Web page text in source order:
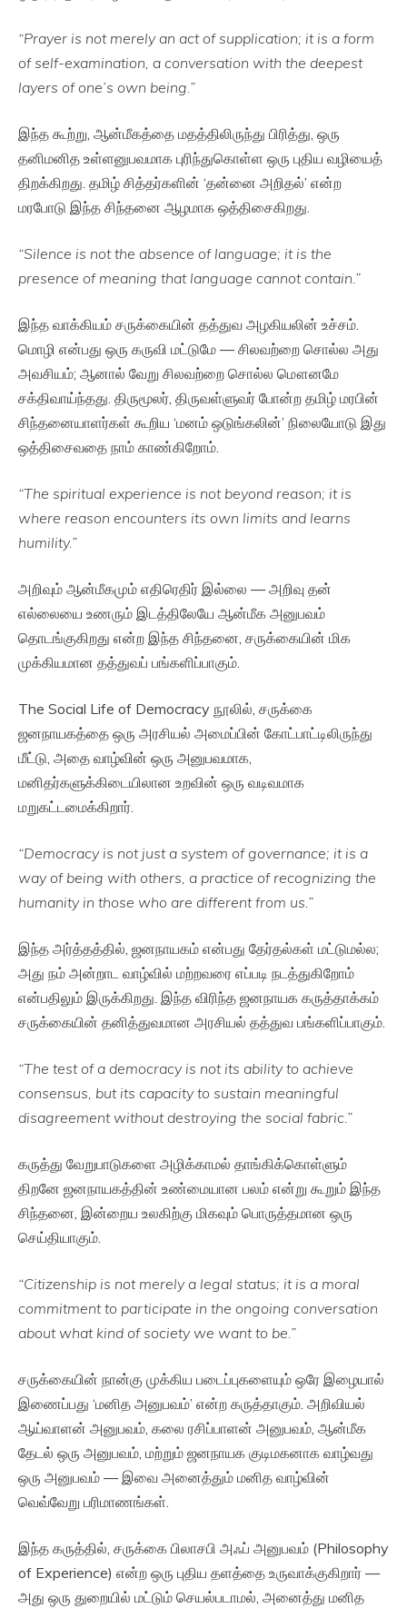
“Prayer is not merely an act of supplication; it is a form
of self-examination, a conversation with the deepest
layers of one’s own being.”
இந்த கூற்று, ஆன்மீகத்தை மதத்திலிருந்து பிரித்து, ஒரு
தனிமனித உள்ளனுபவமாக புரிந்துகொள்ள ஒரு புதிய வழியைத்
திறக்கிறது. தமிழ் சித்தர்களின் ‘தன்னை அறிதல்’ என்ற
மரபோடு இந்த சிந்தனை ஆழமாக ஒத்திசைகிறது.
“Silence is not the absence of language; it is the
presence of meaning that language cannot contain.”
இந்த வாக்கியம் சருக்கையின் தத்துவ அழகியலின் உச்சம்.
மொழி என்பது ஒரு கருவி மட்டுமே — சிலவற்றை சொல்ல அது
அவசியம்; ஆனால் வேறு சிலவற்றை சொல்ல மௌனமே
சக்திவாய்ந்தது. திருமூலர், திருவள்ளுவர் போன்ற தமிழ் மரபின்
சிந்தனையாளர்கள் கூறிய ‘மனம் ஒடுங்கலின்’ நிலையோடு இது
ஒத்திசைவதை நாம் காண்கிறோம்.
“The spiritual experience is not beyond reason; it is
where reason encounters its own limits and learns
humility.”
அறிவும் ஆன்மீகமும் எதிரெதிர் இல்லை — அறிவு தன்
எல்லையை உணரும் இடத்திலேயே ஆன்மீக அனுபவம்
தொடங்குகிறது என்ற இந்த சிந்தனை, சருக்கையின் மிக
முக்கியமான தத்துவப் பங்களிப்பாகும்.
The Social Life of Democracy நூலில், சருக்கை
ஜனநாயகத்தை ஒரு அரசியல் அமைப்பின் கோட்பாட்டிலிருந்து
மீட்டு, அதை வாழ்வின் ஒரு அனுபவமாக,
மனிதர்களுக்கிடையிலான உறவின் ஒரு வடிவமாக
மறுகட்டமைக்கிறார்.
“Democracy is not just a system of governance; it is a
way of being with others, a practice of recognizing the
humanity in those who are different from us.”
இந்த அர்த்தத்தில், ஜனநாயகம் என்பது தேர்தல்கள் மட்டுமல்ல;
அது நம் அன்றாட வாழ்வில் மற்றவரை எப்படி நடத்துகிறோம்
என்பதிலும் இருக்கிறது. இந்த விரிந்த ஜனநாயக கருத்தாக்கம்
சருக்கையின் தனித்துவமான அரசியல் தத்துவ பங்களிப்பாகும்.
“The test of a democracy is not its ability to achieve
consensus, but its capacity to sustain meaningful
disagreement without destroying the social fabric.”
கருத்து வேறுபாடுகளை அழிக்காமல் தாங்கிக்கொள்ளும்
திறனே ஜனநாயகத்தின் உண்மையான பலம் என்று கூறும் இந்த
சிந்தனை, இன்றைய உலகிற்கு மிகவும் பொருத்தமான ஒரு
செய்தியாகும்.
“Citizenship is not merely a legal status; it is a moral
commitment to participate in the ongoing conversation
about what kind of society we want to be.”
சருக்கையின் நான்கு முக்கிய படைப்புகளையும் ஒரே இழையால்
இணைப்பது ‘மனித அனுபவம்’ என்ற கருத்தாகும். அறிவியல்
ஆய்வாளன் அனுபவம், கலை ரசிப்பாளன் அனுபவம், ஆன்மீக
தேடல் ஒரு அனுபவம், மற்றும் ஜனநாயக குடிமகனாக வாழ்வது
ஒரு அனுபவம் — இவை அனைத்தும் மனித வாழ்வின்
வெவ்வேறு பரிமாணங்கள்.
இந்த கருத்தில், சருக்கை பிலாசபி அஃப் அனுபவம் (Philosophy
of Experience) என்ற ஒரு புதிய தளத்தை உருவாக்குகிறார் —
அது ஒரு துறையில் மட்டும் செயல்படாமல், அனைத்து மனித